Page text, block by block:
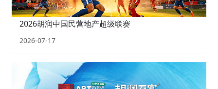
2026胡润中国民营地产超级联赛
2026-07-17